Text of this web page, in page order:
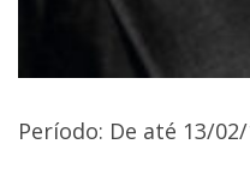
Período: De até 13/